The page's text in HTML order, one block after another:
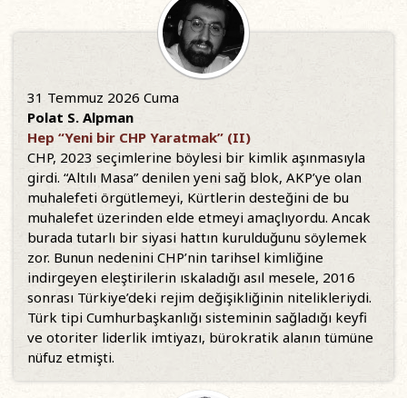
31 Temmuz 2026 Cuma
Polat S. Alpman
Hep “Yeni bir CHP Yaratmak” (II)
CHP, 2023 seçimlerine böylesi bir kimlik aşınmasıyla
girdi. “Altılı Masa” denilen yeni sağ blok, AKP’ye olan
muhalefeti örgütlemeyi, Kürtlerin desteğini de bu
muhalefet üzerinden elde etmeyi amaçlıyordu. Ancak
burada tutarlı bir siyasi hattın kurulduğunu söylemek
zor. Bunun nedenini CHP’nin tarihsel kimliğine
indirgeyen eleştirilerin ıskaladığı asıl mesele, 2016
sonrası Türkiye’deki rejim değişikliğinin nitelikleriydi.
Türk tipi Cumhurbaşkanlığı sisteminin sağladığı keyfi
ve otoriter liderlik imtiyazı, bürokratik alanın tümüne
nüfuz etmişti.